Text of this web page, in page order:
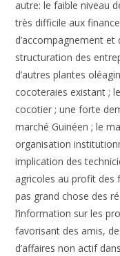
autre: le faible niveau
très difficile aux
d’accompagnement
structuration des
d’autres plantes
cocoteraies existant ;
cocotier ; une forte
marché Guinéen ; le
organisation
implication des
agricoles au profit des
pas grand chose des
l’information sur les
favorisant des amis,
d’affaires non actif